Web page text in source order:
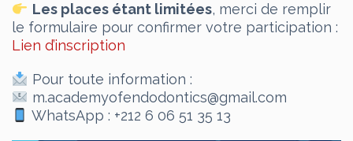
Les places étant limitées, merci de remplir
le formulaire pour confirmer votre participation :
Lien d’inscription
Pour toute information :
m.academyofendodontics@gmail.com
WhatsApp : +212 6 06 51 35 13